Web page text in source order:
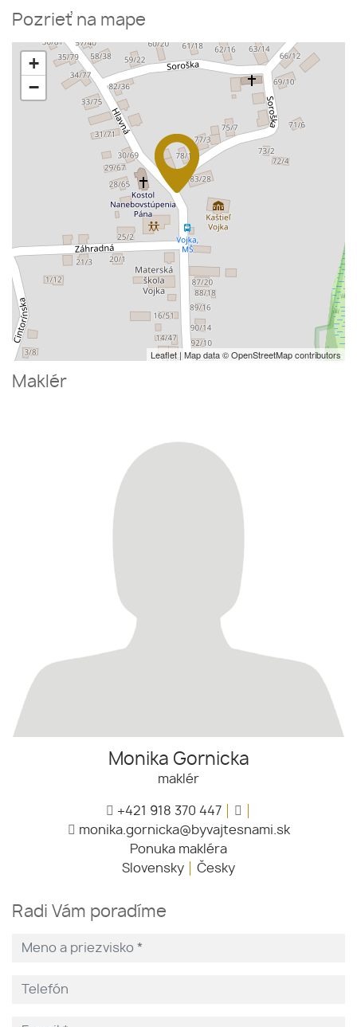
Pozrieť na mape
+
−
Leaflet | Map data ©OpenStreetMapcontributors
Maklér
Monika Gornicka
maklér
+421 918 370 447
monika.gornicka@byvajtesnami.sk
Ponuka makléra
Slovensky
Česky
Radi Vám poradíme